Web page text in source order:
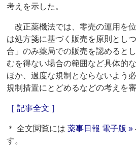
考えを示した。
改正薬機法では、零売の運用を
は処方箋に基づく販売を原則とし
合」のみ薬局での販売を認めると
むを得ない場合の範囲など具体的
ほか、過度な規制とならないよう
規制措置にとどめるなどの考えを
［ 記事全文 ］
＊ 全文閲覧には薬事日報 電子版 »
す。